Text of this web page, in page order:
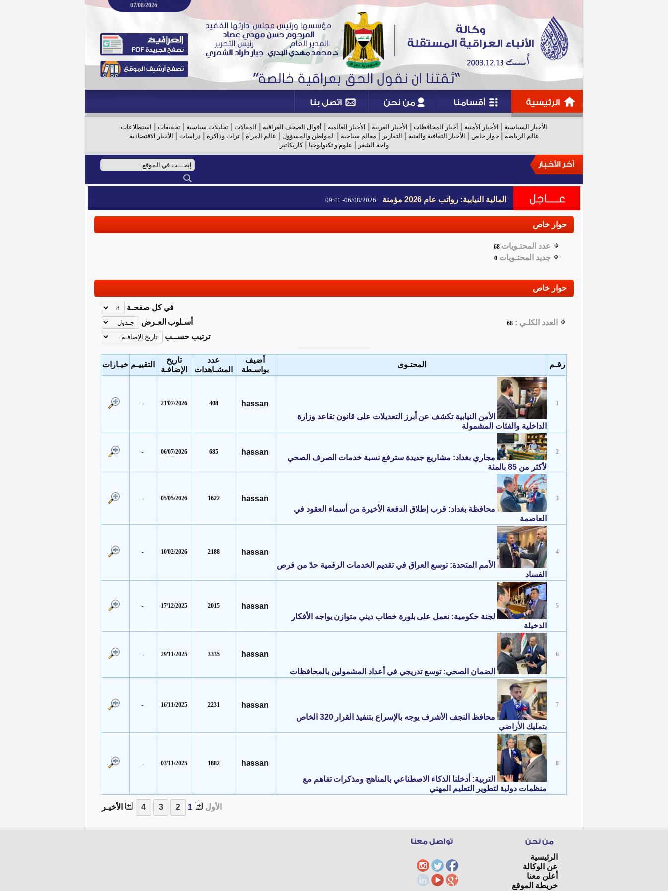
07/08/2026
الأخبار السياسية الأخبار الأمنية أخبار المحافظات الأخبار العربية الأخبار العالمية أقوال الصحف العراقية المقالات تحليلات سياسية تحقيقات
استطلاعات
عالم الرياضة
حوار خاص الأخبار الثقافية والفنية التقارير معالم سياحية المواطن والمسؤول عالم المرأة |تراث وذاكرة دراسات
الأخبار الاقتصادية
واحة الشعر
علوم و تكنولوجيا |كاريكاتير
المالية النيابية: رواتب عام 2026 مؤمنة 06/08/2026- 09:41
المالية النيابية: رواتب عام 2026 مؤمنة 06/08/2026- 09:41
حوار خاص
عدد المحتـويات 68
جديد المحتـويات 0
حوار خاص
العدد الكلـي : 68
في كل صفحـة
أسـلوب العـرض
ترتيب حســب
رقـم المحتـوى
أضيف
بواسـطة
عدد
المشـاهدات
تاريخ
الإضافـة
التقييـم خيـارات
1
الأمن النيابية تكشف عن أبرز التعديلات على قانون تقاعد وزارة
الداخلية والفئات المشمولة
hassan
408
21/07/2026
-
2
مجاري بغداد: مشاريع جديدة سترفع نسبة خدمات الصرف الصحي
لأكثر من 85 بالمئة
hassan
685
06/07/2026
-
3
محافظة بغداد: قرب إطلاق الدفعة الأخيرة من أسماء العقود في
العاصمة
hassan
1622
05/05/2026
-
4
الأمم المتحدة: توسع العراق في تقديم الخدمات الرقمية حدّ من فرص
الفساد
hassan
2188
10/02/2026
-
5
لجنة حكومية: نعمل على بلورة خطاب ديني متوازن يواجه الأفكار
الدخيلة
hassan
2015
17/12/2025
-
6
الضمان الصحي: توسع تدريجي في أعداد المشمولين بالمحافظات
hassan
3335
29/11/2025
-
7
محافظ النجف الأشرف يوجه بالإسراع بتنفيذ القرار 320 الخاص
بتمليك الأراضي
hassan
2231
16/11/2025
-
8
التربية: أدخلنا الذكاء الاصطناعي بالمناهج ومذكرات تفاهم مع
منظمات دولية لتطوير التعليم المهني
hassan
1882
03/11/2025
-
الأول 1 الأخيـر
الرئيسية
عن الوكالة
أعلن معنا
خريطة الموقع